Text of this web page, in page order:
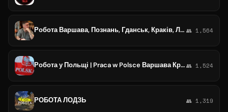
Робота Варшава, Познань, Гданськ, Краків, Лодзь, Катовіце 👥 1,564
Робота у Польщі | Praca w Polsce Варшава Краків Лодзь Вроцлав Познань Гданськ Щецин👥 1,524
РОБОТА ЛОДЗЬ 👥 1,319